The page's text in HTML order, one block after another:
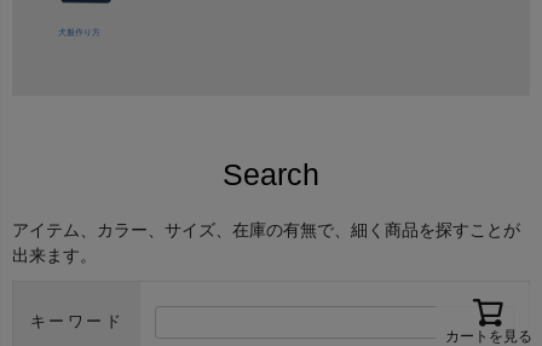
カートを見る
犬服作り方
Search
アイテム、カラー、サイズ、在庫の有無で、細く商品を探すことが
出来ます。
キーワード